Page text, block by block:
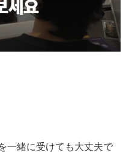
一緒に受けても大丈夫で